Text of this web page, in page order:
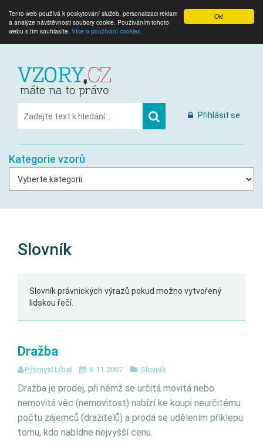
Ok!
Tento web používá k poskytování služeb, personalizaci reklam
a analýze návštěvnosti soubory cookie. Používáním tohoto
webu s tím souhlasíte. Více o používání cookies.
Přihlásit se
Kategorie vzorů
Slovník
Slovník právnických výrazů pokud možno vytvořený
lidskou řečí.
Dražba
Přemysl Líbal 6.11.2007 Slovník
Dražba je prodej, při němž se určitá movitá nebo
nemovitá věc (nemovitost) nabízí ke koupi neurčitému
počtu zájemců (dražitelů) a prodá se udělením příklepu
tomu, kdo nabídne nejvyšší cenu.